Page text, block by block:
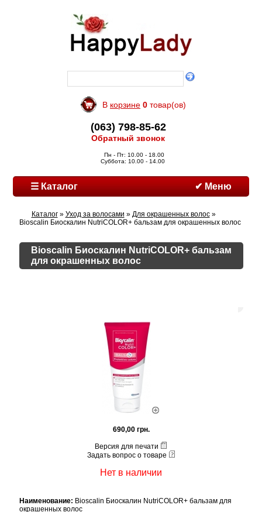
В корзине 0 товар(ов)
(063) 798-85-62
Обратный звонок
Пн - Пт: 10.00 - 18.00
Суббота: 10.00 - 14.00
☰ Каталог ✔ Меню
Каталог» Уход за волосами » Для окрашенных волос»
Bioscalin Биоскалин NutriCOLOR+ бальзам для окрашенных волос
Bioscalin Биоскалин NutriCOLOR+ бальзам
для окрашенных волос
690,00 грн.
Версия для печати
Задать вопрос о товаре
Нет в наличии
Наименование: Bioscalin Биоскалин NutriCOLOR+ бальзам для
окрашенных волос